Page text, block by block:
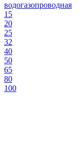
водогазопроводная
15
20
25
32
40
50
65
80
100